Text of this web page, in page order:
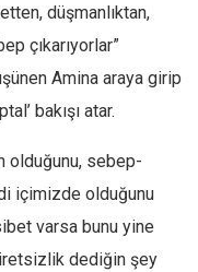
düşmanlıktan,
çıkarıyorlar”
Amina araya girip
bakışı atar.
olduğunu, sebep-
içimizde olduğunu
varsa bunu yine
dediğin şey